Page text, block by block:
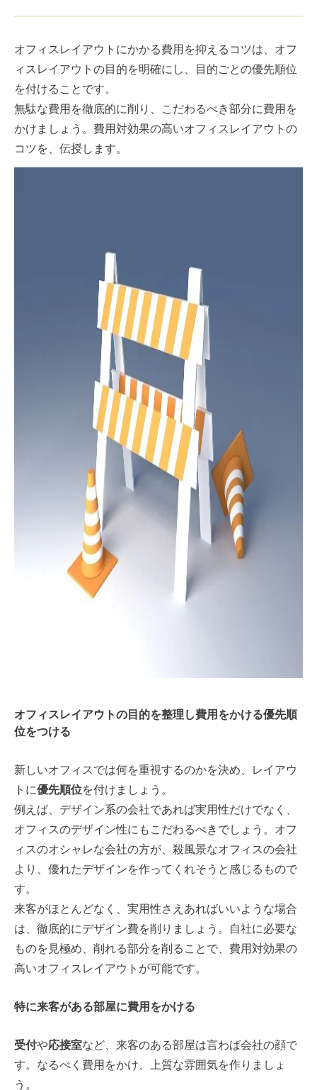
オフィスレイアウトにかかる費用を抑えるコツは、オフ
ィスレイアウトの目的を明確にし、目的ごとの優先順位
を付けることです。
無駄な費用を徹底的に削り、こだわるべき部分に費用を
かけましょう。費用対効果の高いオフィスレイアウトの
コツを、伝授します。
オフィスレイアウトの目的を整理し費用をかける優先順
位をつける
新しいオフィスでは何を重視するのかを決め、レイアウ
トに優先順位を付けましょう。
例えば、デザイン系の会社であれば実用性だけでなく、
オフィスのデザイン性にもこだわるべきでしょう。オフ
ィスのオシャレな会社の方が、殺風景なオフィスの会社
より、優れたデザインを作ってくれそうと感じるもので
す。
来客がほとんどなく、実用性さえあればいいような場合
は、徹底的にデザイン費を削りましょう。自社に必要な
ものを見極め、削れる部分を削ることで、費用対効果の
高いオフィスレイアウトが可能です。
特に来客がある部屋に費用をかける
受付や応接室など、来客のある部屋は言わば会社の顔で
す。なるべく費用をかけ、上質な雰囲気を作りましょ
う。